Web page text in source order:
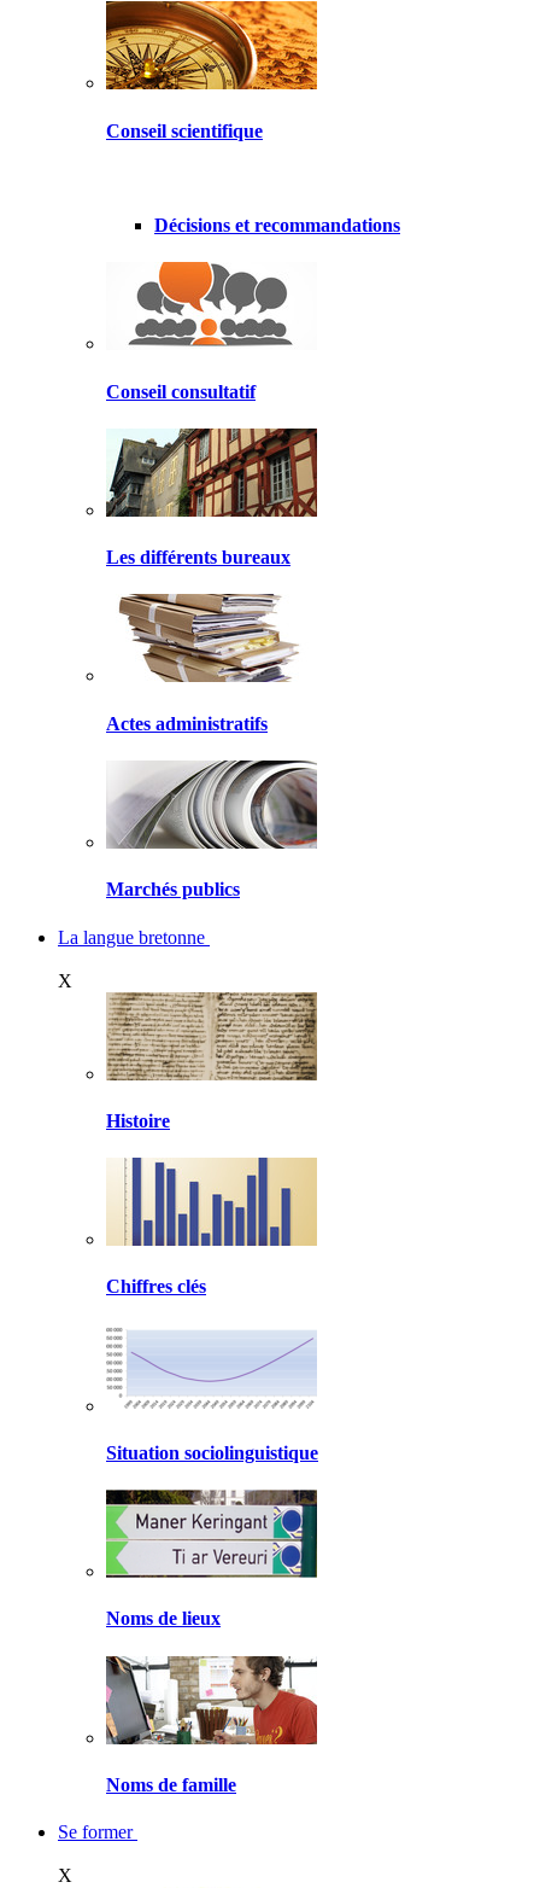
Conseil scientifique
Décisions et recommandations
Conseil consultatif
Les différents bureaux
Actes administratifs
Marchés publics
La langue bretonne
X
Histoire
Chiffres clés
Situation sociolinguistique
Noms de lieux
Noms de famille
Se former
X